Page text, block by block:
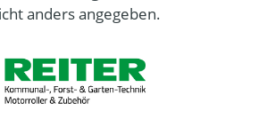
anders angegeben.